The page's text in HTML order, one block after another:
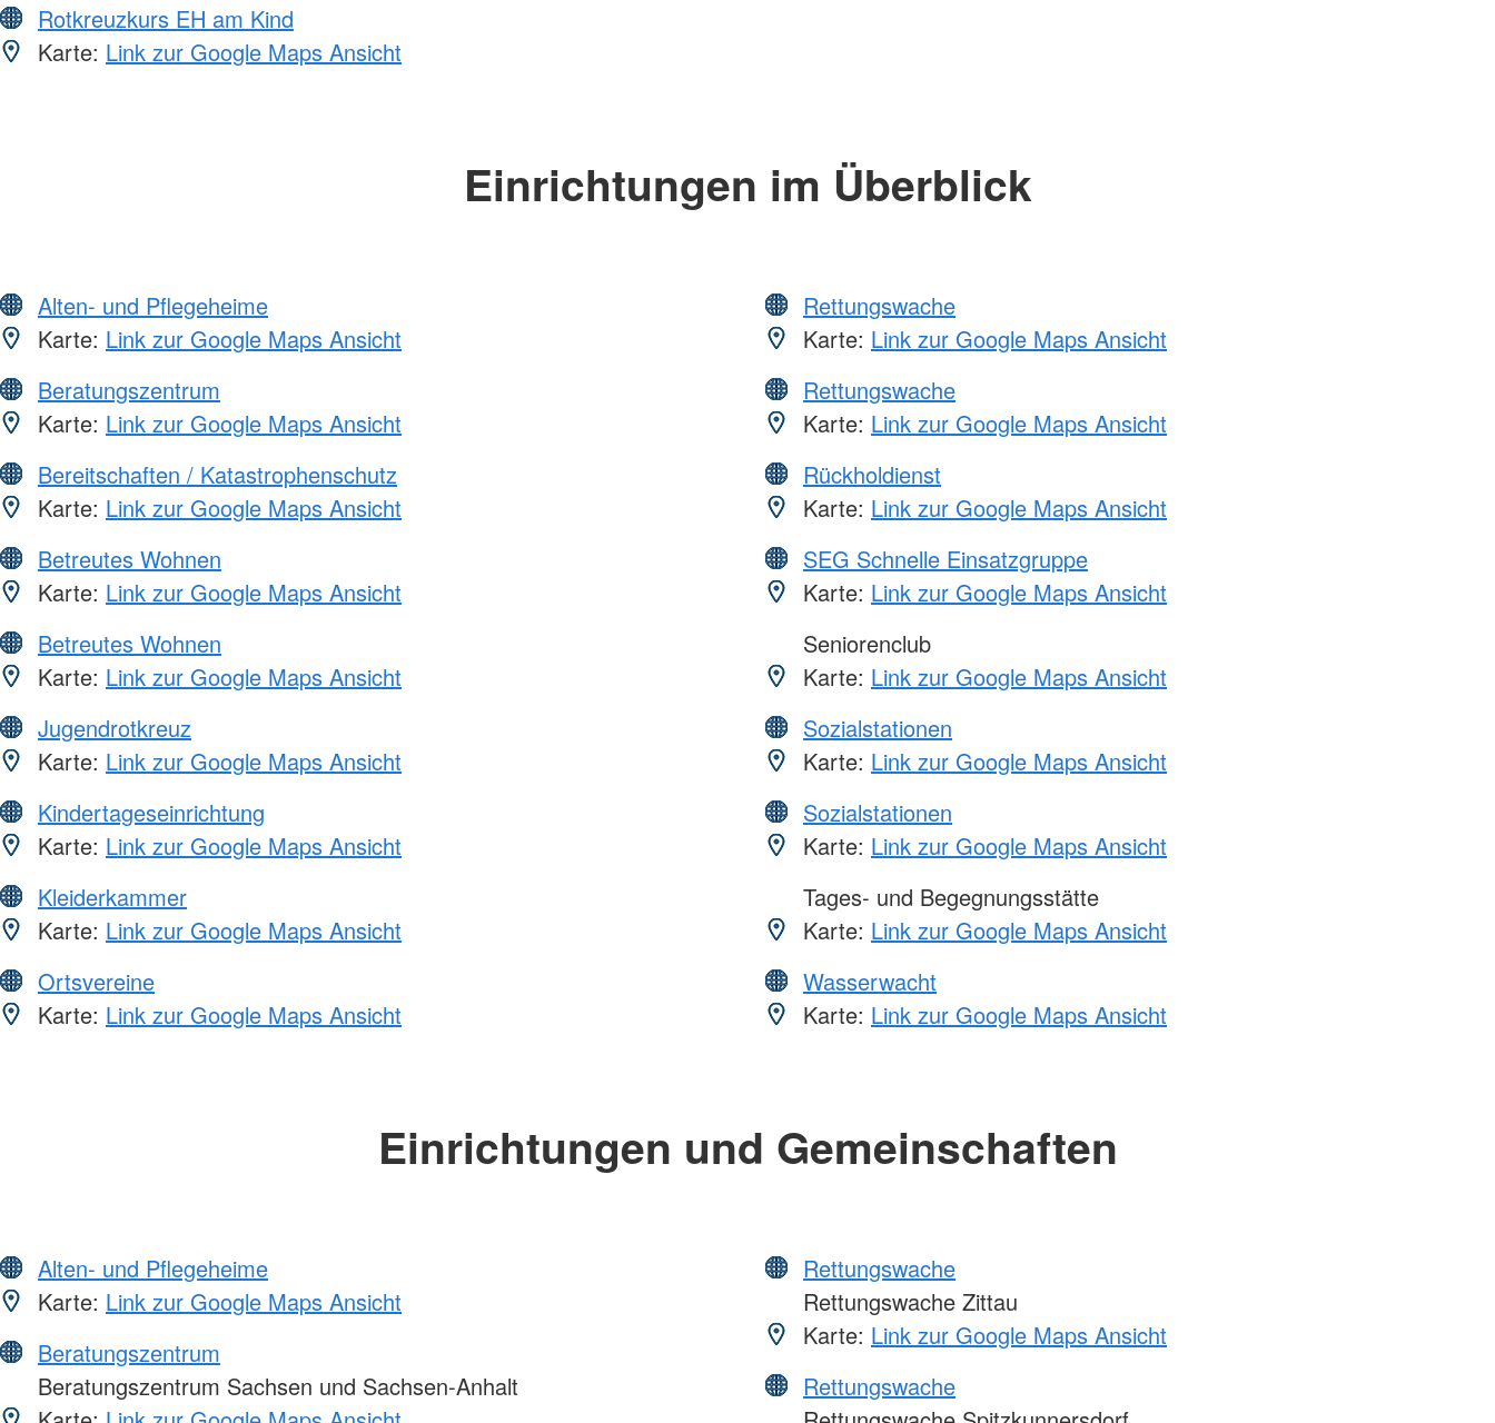
Rotkreuzkurs EH am Kind
Karte: Link zur Google Maps Ansicht
Einrichtungen im Überblick
Alten- und Pflegeheime
Karte: Link zur Google Maps Ansicht
Beratungszentrum
Karte: Link zur Google Maps Ansicht
Bereitschaften / Katastrophenschutz
Karte: Link zur Google Maps Ansicht
Betreutes Wohnen
Karte: Link zur Google Maps Ansicht
Betreutes Wohnen
Karte: Link zur Google Maps Ansicht
Jugendrotkreuz
Karte: Link zur Google Maps Ansicht
Kindertageseinrichtung
Karte: Link zur Google Maps Ansicht
Kleiderkammer
Karte: Link zur Google Maps Ansicht
Ortsvereine
Karte: Link zur Google Maps Ansicht
Rettungswache
Karte: Link zur Google Maps Ansicht
Rettungswache
Karte: Link zur Google Maps Ansicht
Rückholdienst
Karte: Link zur Google Maps Ansicht
SEG Schnelle Einsatzgruppe
Karte: Link zur Google Maps Ansicht
Seniorenclub
Karte: Link zur Google Maps Ansicht
Sozialstationen
Karte: Link zur Google Maps Ansicht
Sozialstationen
Karte: Link zur Google Maps Ansicht
Tages- und Begegnungsstätte
Karte: Link zur Google Maps Ansicht
Wasserwacht
Karte: Link zur Google Maps Ansicht
Einrichtungen und Gemeinschaften
Alten- und Pflegeheime
Karte: Link zur Google Maps Ansicht
Beratungszentrum
Beratungszentrum Sachsen und Sachsen-Anhalt
Rettungswache
Rettungswache Zittau
Karte: Link zur Google Maps Ansicht
Rettungswache